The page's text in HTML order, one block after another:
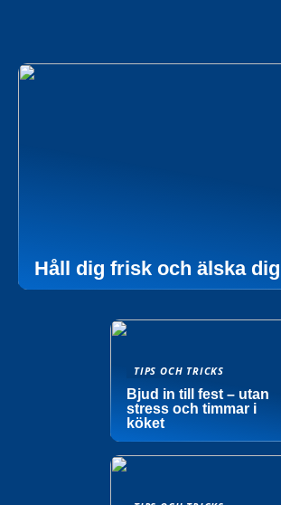
Håll dig frisk och älska
TIPS OCH TRICKS
Bjud in till fest – utan
stress och timmar i
köket